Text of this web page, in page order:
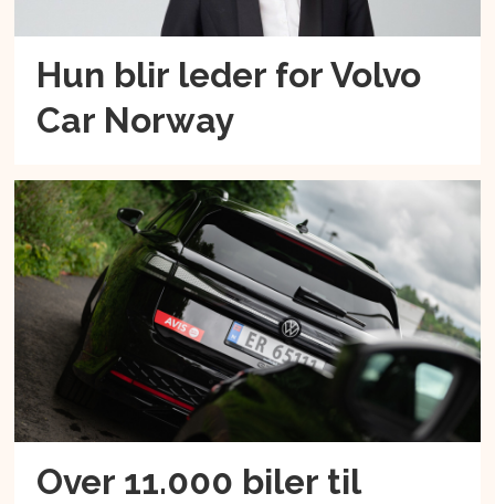
Hun blir leder for Volvo
Car Norway
Over 11.000 biler til